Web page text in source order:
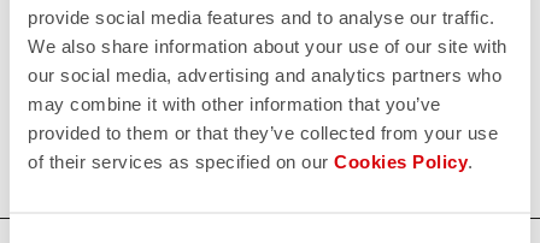
provide social media features and to analyse our traffic.
We also share information about your use of our site with
our social media, advertising and analytics partners who
may combine it with other information that you’ve
provided to them or that they’ve collected from your use
of their services as specified on our Cookies Policy.